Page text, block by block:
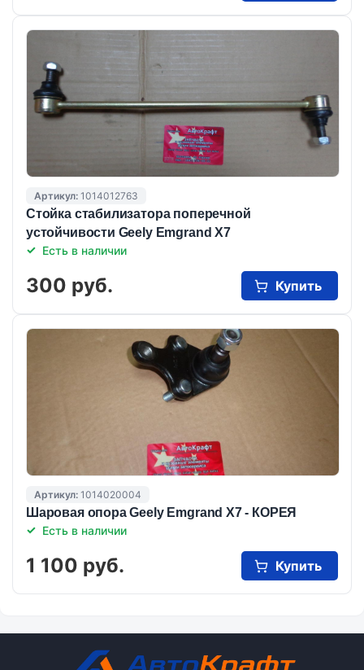
Артикул: 1014012763
Стойка стабилизатора поперечной
устойчивости Geely Emgrand X7
Есть в наличии
300 руб. Купить
Артикул: 1014020004
Шаровая опора Geely Emgrand X7 - КОРЕЯ
Есть в наличии
1 100 руб. Купить